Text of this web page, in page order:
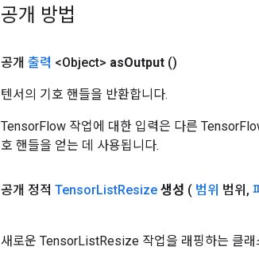
공개 방법
공개 출력 <Object> asOutput ()
텐서의 기호 핸들을 반환합니다.
TensorFlow 작업에 대한 입력은 다른
호 핸들을 얻는 데 사용됩니다.
공개 정적 TensorListResize 생성 ( 범위 범위 ,
새로운 TensorListResize 작업을 래핑하는 클래